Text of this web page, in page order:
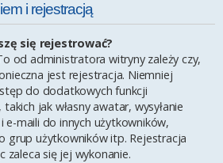
i rejestracją
się rejestrować?
od administratora witryny zależy czy,
jest rejestracja. Niemniej
do dodatkowych funkcji
jak własny awatar, wysyłanie
maili do innych użytkowników,
grup użytkowników itp. Rejestracja
zaleca się jej wykonanie.